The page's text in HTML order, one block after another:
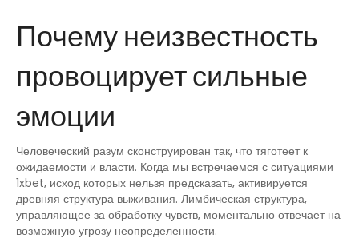
Почему неизвестность
провоцирует сильные
эмоции
Человеческий разум сконструирован так, что тяготеет к
ожидаемости и власти. Когда мы встречаемся с ситуациями
1xbet, исход которых нельзя предсказать, активируется
древняя структура выживания. Лимбическая структура,
управляющее за обработку чувств, моментально отвечает на
возможную угрозу неопределенности.